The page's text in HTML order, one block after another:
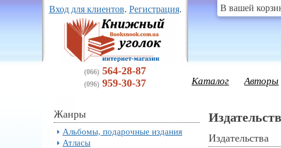
Вход для клиентов. Регистрация.
(066) 564-28-87
(096) 959-30-37
В вашей
Каталог Авторы
Жанры
Альбомы, подарочные издания
Атласы
Издательства